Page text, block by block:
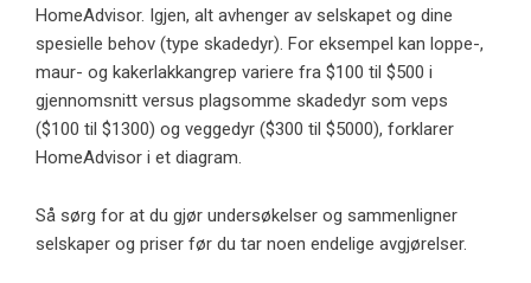
HomeAdvisor. Igjen, alt avhenger av selskapet og dine
spesielle behov (type skadedyr). For eksempel kan loppe-,
maur- og kakerlakkangrep variere fra $100 til $500 i
gjennomsnitt versus plagsomme skadedyr som veps
($100 til $1300) og veggedyr ($300 til $5000), forklarer
HomeAdvisor i et diagram.
Så sørg for at du gjør undersøkelser og sammenligner
selskaper og priser før du tar noen endelige avgjørelser.